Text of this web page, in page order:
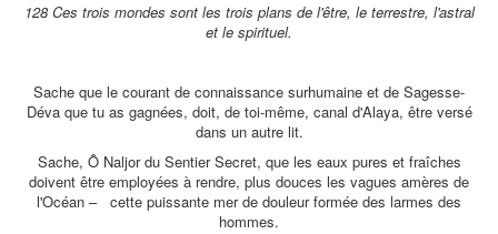
128 Ces trois mondes sont les trois plans de l'être, le terrestre, l'astral
et le spirituel.
Sache que le courant de connaissance surhumaine et de Sagesse-
Déva que tu as gagnées, doit, de toi-même, canal d'Alaya, être versé
dans un autre lit.
Sache, Ô Naljor du Sentier Secret, que les eaux pures et fraîches
doivent être employées à rendre, plus douces les vagues amères de
l'Océan – cette puissante mer de douleur formée des larmes des
hommes.